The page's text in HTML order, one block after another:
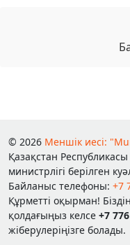
© 2026 Меншік иесі:
Қазақстан
министрлігі берілген
Байланыс телефоны: +7
Құрметті оқырман!
қолдағыңыз келсе +7
жіберулеріңізге болады.